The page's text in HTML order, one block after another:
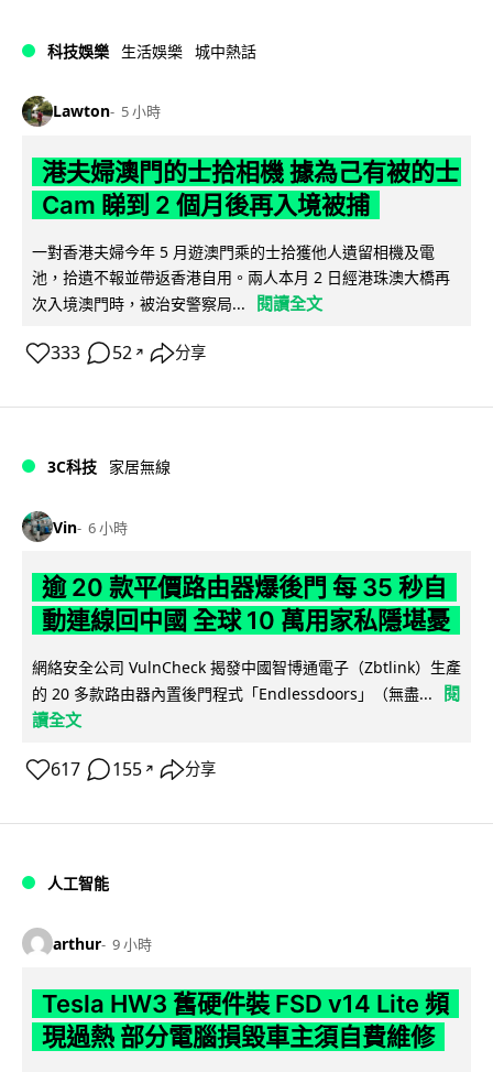
科技娛樂 生活娛樂 城中熱話
Lawton 5 小時
港夫婦澳門的士拾相機 據為己有被的士
Cam 睇到 2 個月後再入境被捕
一對香港夫婦今年 5 月遊澳門乘的士拾獲他人遺留相機及電
池，拾遺不報並帶返香港自用。兩人本月 2 日經港珠澳大橋再
次入境澳門時，被治安警察局...
閱讀全文
333 52 ↗ 分享
3C科技 家居無線
Vin 6 小時
逾 20 款平價路由器爆後門 每 35 秒自
動連線回中國 全球 10 萬用家私隱堪憂
網絡安全公司 VulnCheck 揭發中國智博通電子（Zbtlink）生產
的 20 多款路由器內置後門程式「Endlessdoors」（無盡...
閱
讀全文
617 155 ↗ 分享
人工智能
arthur 9 小時
Tesla HW3 舊硬件裝 FSD v14 Lite 頻
現過熱 部分電腦損毀車主須自費維修